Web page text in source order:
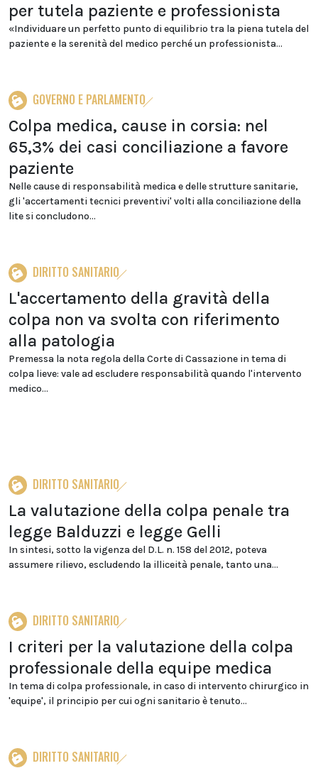
per tutela paziente e professionista
«Individuare un perfetto punto di equilibrio tra la piena tutela del
paziente e la serenità del medico perché un professionista...
GOVERNO E PARLAMENTO
Colpa medica, cause in corsia: nel
65,3% dei casi conciliazione a favore
paziente
Nelle cause di responsabilità medica e delle strutture sanitarie,
gli 'accertamenti tecnici preventivi' volti alla conciliazione della
lite si concludono...
DIRITTO SANITARIO
L'accertamento della gravità della
colpa non va svolta con riferimento
alla patologia
Premessa la nota regola della Corte di Cassazione in tema di
colpa lieve: vale ad escludere responsabilità quando l'intervento
medico...
DIRITTO SANITARIO
La valutazione della colpa penale tra
legge Balduzzi e legge Gelli
In sintesi, sotto la vigenza del D.L. n. 158 del 2012, poteva
assumere rilievo, escludendo la illiceità penale, tanto una...
DIRITTO SANITARIO
I criteri per la valutazione della colpa
professionale della equipe medica
In tema di colpa professionale, in caso di intervento chirurgico in
'equipe', il principio per cui ogni sanitario è tenuto...
DIRITTO SANITARIO